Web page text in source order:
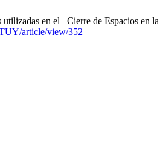
utilizadas en el Cierre de Espacios
article/view/352